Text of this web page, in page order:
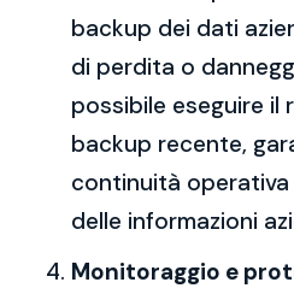
backup dei dati
di perdita o
possibile eseguire il
backup recente,
continuità
delle informazioni
Monitoraggio e